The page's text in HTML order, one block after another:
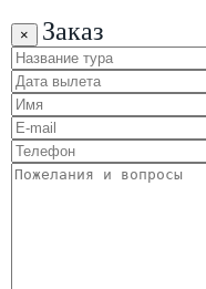
× Заказ